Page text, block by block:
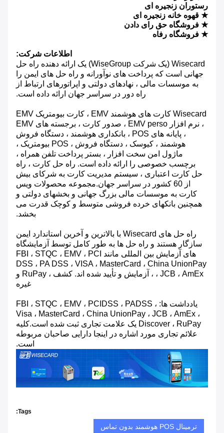
رستوران زنجیره ای
★ قهوه خانه زنجیره ای
★ فروشگاه حق رای دادن
★ فروشگاه رفاه
اطلاعات شرکت:
Wisecard (یک شرکت WiseGroup) یک ارائه دهنده راه حل
جهانی است که پرداخت های نوآورانه و راه حل های ایمن را
به موسسات مالی ، نهادهای دولتی و اپراتورهای ارتباط از
راه دور در سراسر جهان ارائه داده است.
Wisecard کارت های هوشمند EMV ، کارت بیومتریک EMV
، نرم افزار EMV perso ، صدور کارت ، برجسته های EMV
، پایانه های POS ، بانکداری هوشمند ، دستگاه فروش
هوشمند ، کیوسک ، دستگاه فروش ، POS بیومتریک ،
ماژول امن سخت افزار ، بستر پرداخت تلفن همراه ،
برچسب خصوصی را ارائه داده است. راه حل کارت ، راه
حل کارت اعتباری ، سیستم مدیریت کارت به شرکای بیش
از 60 کشور در سراسر جهان.مجموعه محصولات ویس
کارت به موسسات مالی بزرگ جهانی و بخشهای دولتی و
همچنین بانکهای خرده فروشی متوسط ​​و کوچک قدرت می
بخشد.
راه حل های Wisecard با بالاترین و آخرین استاندارد ایمن
سازگار هستند و راه حل ها به طور کامل توسط آزمایشگاه
های آزمایش بین المللی مانند FBI ، STQC ، EMV ، PCI
DSS ، PA DSS ، VISA ، MasterCard ، China UnionPay
، JCB ، AmEx ، آزمایش و تأیید شده اند. کشف ، RuPay و
غیره
یادداشت ها: FBI ، STQC ، EMV ، PCIDSS ، PADSS ،
Visa ، MasterCard ، China UnionPay ، JCB ، AmEx ،
Discover ، RuPay یک علامت تجاری ثبت شده است.کلیه
علائم تجاری مورد اشاره در اینجا دارایی صاحبان مربوطه
است.
Tags:
ترمینال POS هوشمند بدون تماس